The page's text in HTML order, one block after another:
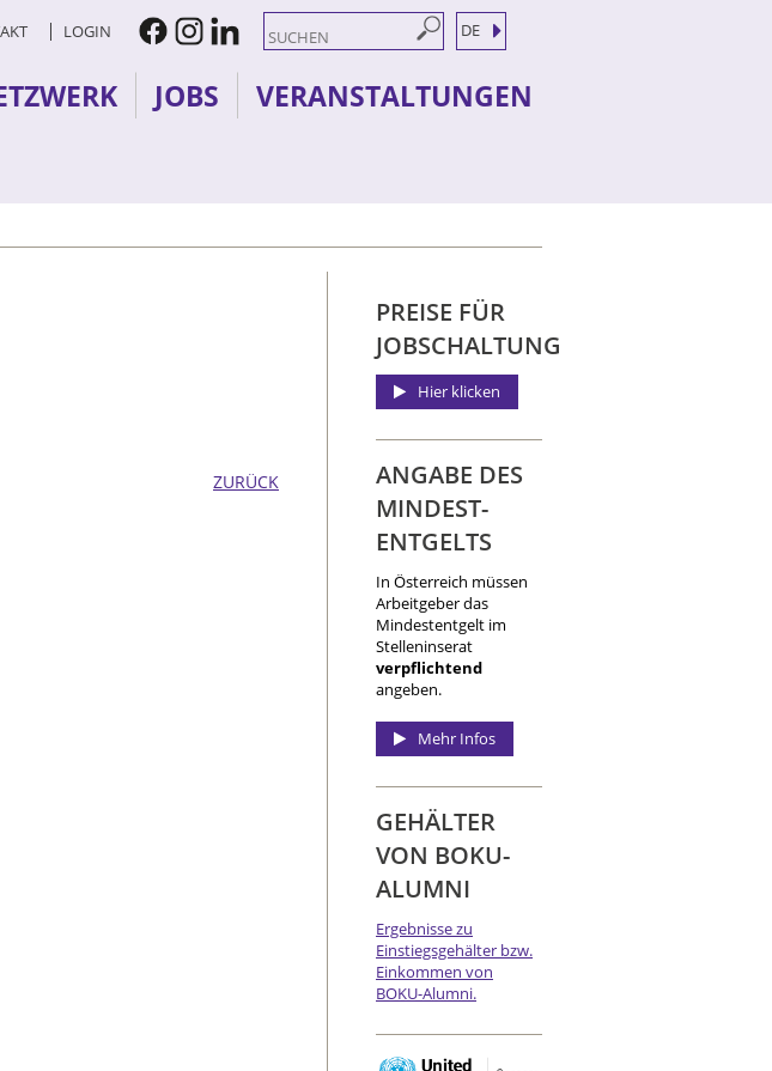
LOGIN DE
JOBS VERANSTALTUNGEN
ZURÜCK
PREISE FÜR
JOBSCHALTUNG
Hier klicken
ANGABE DES
MINDEST­
ENTGELTS
In Österreich müssen
Arbeitgeber das
Mindestentgelt im
Stelleninserat
verpflichtend
angeben.
Mehr Infos
GEHÄLTER
VON BOKU-
ALUMNI
Ergebnisse zu
Einstiegsgehälter bzw.
Einkommen von
BOKU-Alumni.